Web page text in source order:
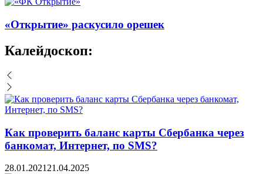
«Открытие» раскусило орешек
Калейдоскоп:
Как проверить баланс карты Сбербанка через
банкомат, Интернет, по SMS?
28.01.2021 21.04.2025